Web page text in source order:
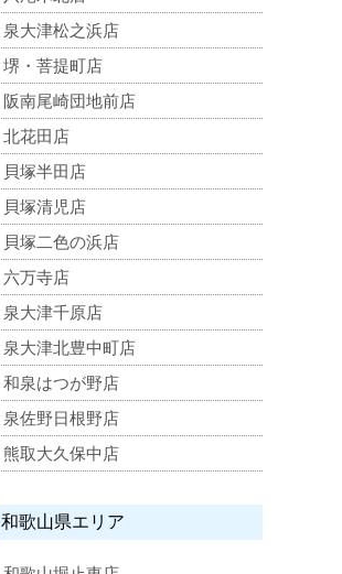
泉大津松之浜店
堺・菩提町店
阪南尾崎団地前店
北花田店
貝塚半田店
貝塚清児店
貝塚二色の浜店
六万寺店
泉大津千原店
泉大津北豊中町店
和泉はつが野店
泉佐野日根野店
熊取大久保中店
和歌山県エリア